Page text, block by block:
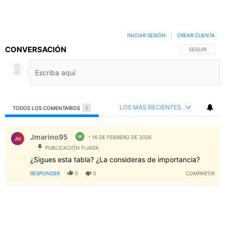
CONVERSACIÓN SIGA ESTA
SEGUIR
INICIAR SESIÓN CREAR CUENTA
TODOS LOS COMENTARIOS 1 LOS MÁS RECIENTES
Todos los comentarios
Comentario de Jmarino95.
JM Jmarino95 M
16 DE FEBRERO DE 2026
PUBLICACIÓN FIJADA
¿Sigues esta tabla? ¿La consideras de importancia?
RESPONDER 0 0 COMPARTIR